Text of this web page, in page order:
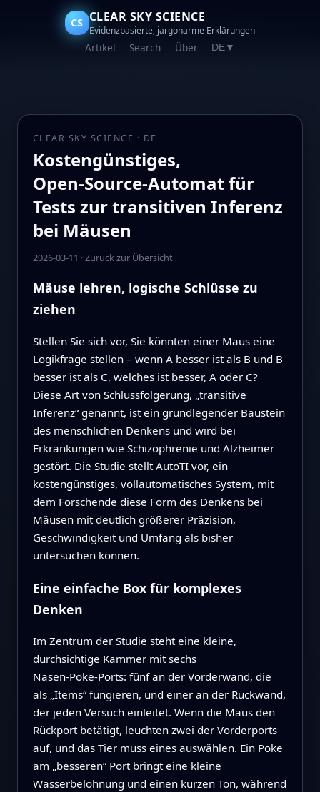
CS CLEAR SKY SCIENCE
Evidenzbasierte, jargonarme Erklärungen
Artikel Search Über DE▼
CLEAR SKY SCIENCE · DE
Kostengünstiges,
Open‑Source‑Automat für
Tests zur transitiven Inferenz
bei Mäusen
2026-03-11 ·Zurück zur Übersicht
Mäuse lehren, logische Schlüsse zu
ziehen
Stellen Sie sich vor, Sie könnten einer Maus eine
Logikfrage stellen – wenn A besser ist als B und B
besser ist als C, welches ist besser, A oder C?
Diese Art von Schlussfolgerung, „transitive
Inferenz“ genannt, ist ein grundlegender Baustein
des menschlichen Denkens und wird bei
Erkrankungen wie Schizophrenie und Alzheimer
gestört. Die Studie stellt AutoTI vor, ein
kostengünstiges, vollautomatisches System, mit
dem Forschende diese Form des Denkens bei
Mäusen mit deutlich größerer Präzision,
Geschwindigkeit und Umfang als bisher
untersuchen können.
Eine einfache Box für komplexes
Denken
Im Zentrum der Studie steht eine kleine,
durchsichtige Kammer mit sechs
Nasen‑Poke‑Ports: fünf an der Vorderwand, die
als „Items“ fungieren, und einer an der Rückwand,
der jeden Versuch einleitet. Wenn die Maus den
Rückport betätigt, leuchten zwei der Vorderports
auf, und das Tier muss eines auswählen. Ein Poke
am „besseren“ Port bringt eine kleine
Wasserbelohnung und einen kurzen Ton, während